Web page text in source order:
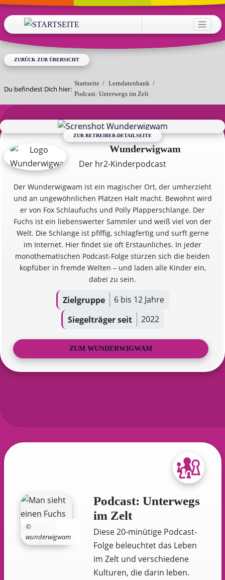
Direkt zum Inhalt
HAUPTNAVIGATION
ZURÜCK ZUR ÜBERSICHT
Du befindest Dich hier:
Startseite / Lerndatenbank /
Podcast: Unterwegs im Zelt
©
wunderwigwam
Podcast: Unterwegs
im Zelt
Diese 20-minütige Podcast-
Folge beleuchtet das Leben
im Zelt und verschiedene
Kulturen, die darin leben.
ZUR BETREIBER-DETAILSEITE
Wunderwigwam
Der hr2-Kinderpodcast
Der Wunderwigwam ist ein magischer Ort, der umherzieht
und an ungewöhnlichen Plätzen Halt macht. Bewohnt wird
er von Fox Schlaufuchs und Polly Plapperschlange. Der
Fuchs ist ein liebenswerter Sammler und weiß viel von der
Welt. Die Schlange ist pfiffig, schlagfertig und surft gerne
im Internet. Hier findet sie oft Erstaunliches. In jeder
monothematischen Podcast-Folge stürzen sich die beiden
kopfüber in fremde Welten – und laden alle Kinder ein,
dabei zu sein.
Zielgruppe
6 bis 12 Jahre
Siegelträger seit
2022
ZUM WUNDERWIGWAM